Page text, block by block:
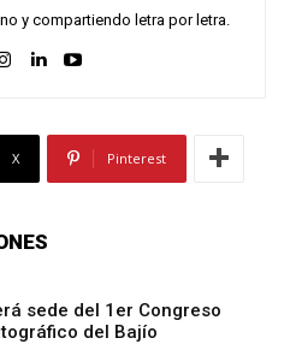
y compartiendo letra por letra.
X Pinterest
sede del 1er Congreso
del Bajío